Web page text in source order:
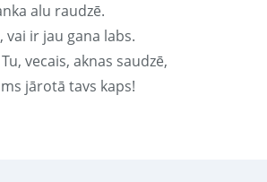
alu raudzē.
vai ir jau gana labs.
vecais, aknas saudzē,
jārotā tavs kaps!